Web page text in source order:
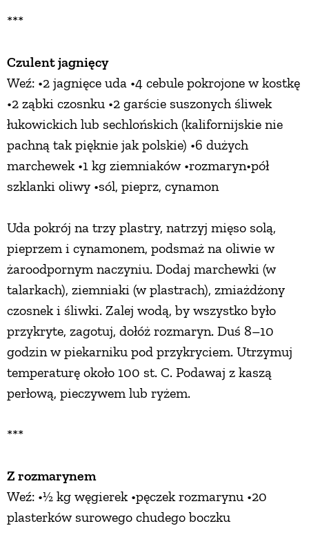
***
Czulent jagnięcy
Weź: •2 jagnięce uda •4 cebule pokrojone w kostkę
•2 ząbki czosnku •2 garście suszonych śliwek
łukowickich lub sechlońskich (kalifornijskie nie
pachną tak pięknie jak polskie) •6 dużych
marchewek •1 kg ziemniaków •rozmaryn•pół
szklanki oliwy •sól, pieprz, cynamon
Uda pokrój na trzy plastry, natrzyj mięso solą,
pieprzem i cynamonem, podsmaż na oliwie w
żaroodpornym naczyniu. Dodaj marchewki (w
talarkach), ziemniaki (w plastrach), zmiażdżony
czosnek i śliwki. Zalej wodą, by wszystko było
przykryte, zagotuj, dołóż rozmaryn. Duś 8–10
godzin w piekarniku pod przykryciem. Utrzymuj
temperaturę około 100 st. C. Podawaj z kaszą
perłową, pieczywem lub ryżem.
***
Z rozmarynem
Weź: •½ kg węgierek •pęczek rozmarynu •20
plasterków surowego chudego boczku